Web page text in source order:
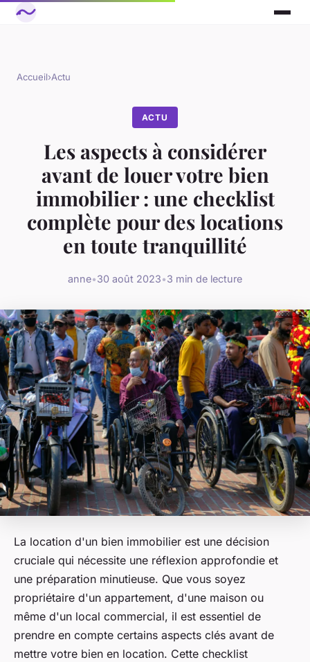
Accueil›Actu
ACTU
Les aspects à considérer
avant de louer votre bien
immobilier : une checklist
complète pour des locations
en toute tranquillité
anne•30 août 2023•3 min de lecture
La location d'un bien immobilier est une décision
cruciale qui nécessite une réflexion approfondie et
une préparation minutieuse. Que vous soyez
propriétaire d'un appartement, d'une maison ou
même d'un local commercial, il est essentiel de
prendre en compte certains aspects clés avant de
mettre votre bien en location. Cette checklist